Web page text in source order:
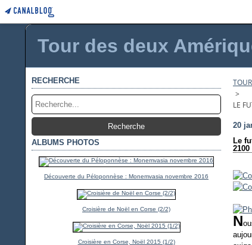
Tour des deux
RECHERCHE
ALBUMS PHOTOS
Découverte du Péloponnèse : Monemvasia novembre 2016
Croisière de Noël en Corse (2/2)
Croisière en Corse, Noël 2015 (1/2)
>
LE
20
Le
N